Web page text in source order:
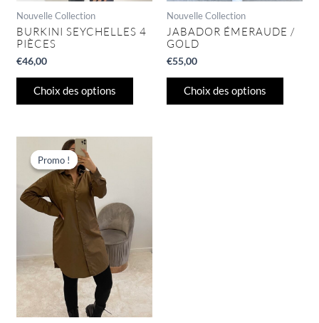
Nouvelle Collection
BURKINI SEYCHELLES 4
PIÈCES
€46,00
Choix des options
du
Nouvelle Collection
JABADOR ÉMERAUDE /
GOLD
€55,00
Choix des options
du
Promo !
Promo !
prix :
€15,00
à
€24,99
Les
options
peuvent
être
choisies
la